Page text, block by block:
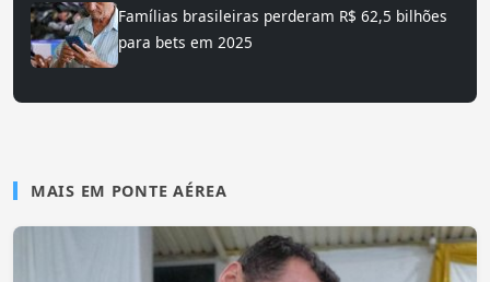
Famílias brasileiras perderam R$ 62,5 bilhões
para bets em 2025
MAIS EM PONTE AÉREA